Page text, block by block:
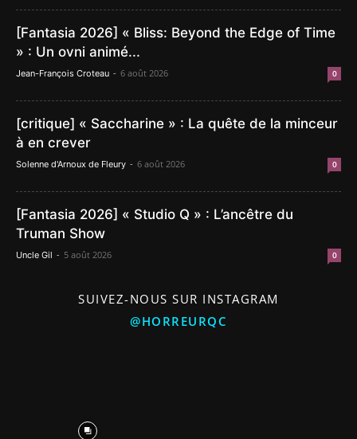
[Fantasia 2026] « Bliss: Beyond the Edge of Time
» : Un ovni animé...
Jean-François Croteau - 6 août 2026 0
[critique] « Saccharine » : La quête de la minceur
à en crever
Solenne d'Arnoux de Fleury - 6 août 2026 0
[Fantasia 2026] « Studio Q » : L’ancêtre du
Truman Show
Uncle Gil - 5 août 2026 0
SUIVEZ-NOUS SUR INSTAGRAM
@HORREURQC